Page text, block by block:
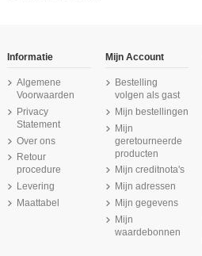
Informatie
Algemene
Voorwaarden
Privacy
Statement
Over ons
Retour
procedure
Levering
Maattabel
Mijn Account
Bestelling
volgen als gast
Mijn bestellingen
Mijn
geretourneerde
producten
Mijn creditnota's
Mijn adressen
Mijn gegevens
Mijn
waardebonnen